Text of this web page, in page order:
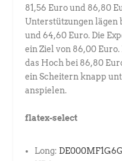
81,56 Euro und 86,80
Unterstützungen lägen
und 64,60 Euro. Die
ein Ziel von 86,00
das Hoch bei 86,80
ein Scheitern knapp
anspielen.
flatex-select
Long: